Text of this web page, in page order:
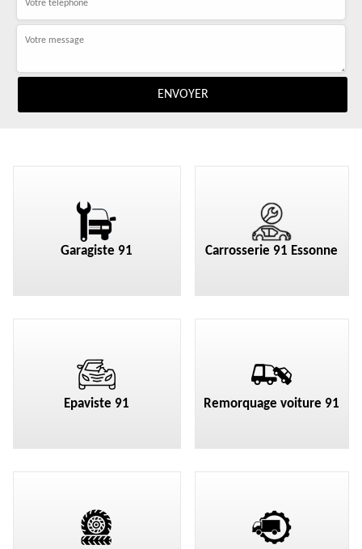
Garagiste 91 Carrosserie 91 Essonne
Epaviste 91 Remorquage voiture 91